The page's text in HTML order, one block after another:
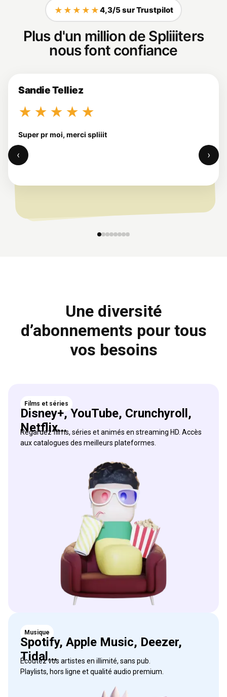
★★★★★4,3/5 sur Trustpilot
Plus d'un million de Spliiiters
nous font confiance
‹
Sandie Telliez
★★★★★
Super pr moi, merci spliiit
›
Une diversité
d’abonnements pour tous
vos besoins
Films et séries
Disney+, YouTube, Crunchyroll,
Netflix...
Regardez films, séries et animés en streaming HD. Accès
aux catalogues des meilleurs plateformes.
Musique
Spotify, Apple Music, Deezer,
Tidal...
Écoutez vos artistes en illimité, sans pub.
Playlists, hors ligne et qualité audio premium.